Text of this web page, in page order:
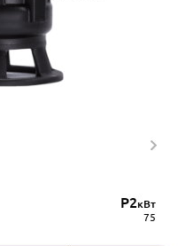
P2кВт
75